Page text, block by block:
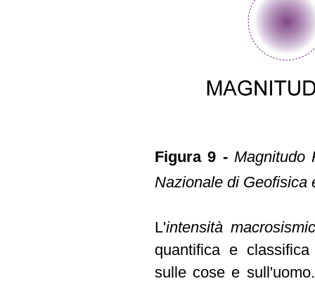
Figura 9 - Magnitudo
Nazionale di Geofisica
L'intensità
quantifica e
sulle cose e